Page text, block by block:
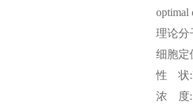
optimal
理论分
细胞定
性
状
浓
度